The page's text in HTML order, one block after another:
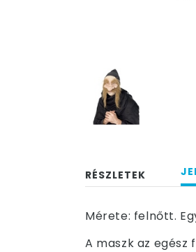
RÉSZLETEK
Mérete: felnőtt.
A maszk az egész